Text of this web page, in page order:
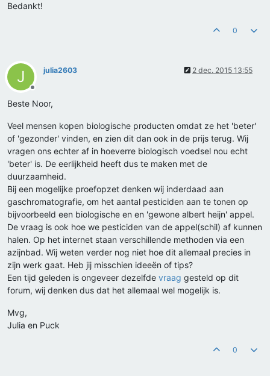
Bedankt!
0
J
Offline
julia2603 2 dec. 2015 13:55
Beste Noor,
Veel mensen kopen biologische producten omdat ze het 'beter'
of 'gezonder' vinden, en zien dit dan ook in de prijs terug. Wij
vragen ons echter af in hoeverre biologisch voedsel nou echt
'beter' is. De eerlijkheid heeft dus te maken met de
duurzaamheid.
Bij een mogelijke proefopzet denken wij inderdaad aan
gaschromatografie, om het aantal pesticiden aan te tonen op
bijvoorbeeld een biologische en en 'gewone albert heijn' appel.
De vraag is ook hoe we pesticiden van de appel(schil) af kunnen
halen. Op het internet staan verschillende methoden via een
azijnbad. Wij weten verder nog niet hoe dit allemaal precies in
zijn werk gaat. Heb jij misschien ideeën of tips?
Een tijd geleden is ongeveer dezelfde vraag gesteld op dit
forum, wij denken dus dat het allemaal wel mogelijk is.
Mvg,
Julia en Puck
0